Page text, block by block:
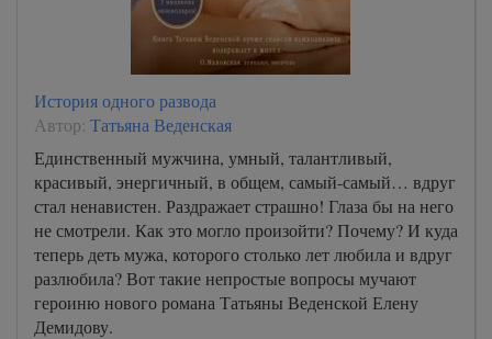
История одного развода
Автор: Татьяна Веденская
Единственный мужчина, умный, талантливый,
красивый, энергичный, в общем, самый-самый… вдруг
стал ненавистен. Раздражает страшно! Глаза бы на него
не смотрели. Как это могло произойти? Почему? И куда
теперь деть мужа, которого столько лет любила и вдруг
разлюбила? Вот такие непростые вопросы мучают
героиню нового романа Татьяны Веденской Елену
Демидову.